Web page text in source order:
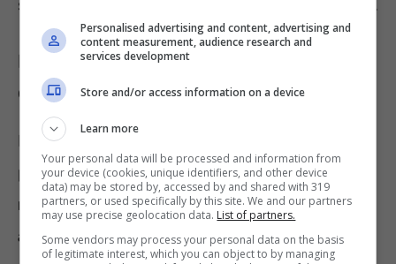
sportelli bancomat per i prelievi scarseggiano.
Prelievo con Pos presso gli esercizi
commerciali: come avverrà?
Ma come funzionerà il nuovo servizio,
previsto dalla Legge di Bilancio? Innanzitutto,
non ci sarà l’obbligo, per i commercianti, di
assicurare il prelievo per mezzo del Pos
Personalised advertising and content, advertising and
content measurement, audience research and
services development
Store and/or access information on a device
Learn more
Your personal data will be processed and information from
your device (cookies, unique identifiers, and other device
data) may be stored by, accessed by and shared with 319
partners, or used specifically by this site. We and our partners
may use precise geolocation data. List of partners.
Some vendors may process your personal data on the basis
of legitimate interest, which you can object to by managing